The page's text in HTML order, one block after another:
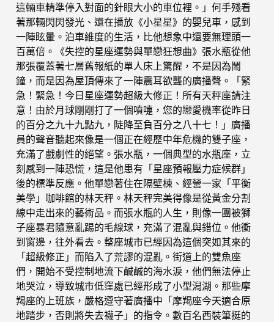
這輛車精準停入對面的針眼大小的車位裡。」何手殘看
著那輛閃閃發光、還在播放《小星星》的嬰兒車，感到
一陣眩暈。泊車維度的生活，比他想象中還要無理頭一
百萬倍。《失控的星座運勢與單戀狂想曲》張水瓶從他
那張覆蓋著七層舊報紙的單人床上驚醒，不是因為鬧
鐘，而是因為屋頂傳來了一陣震耳欲聾的廣播聲。「緊
急！緊急！今日星座運勢超級大修正！所有天秤座請注
意！由於月球剛剛打了一個噴嚏，您的戀愛機率從昨日
的百分之九十九點九，陡降至負百分之八十七！」廣播
員的聲音聽起來像是一個正在經歷中年危機的雙子座，
充滿了戲劇性的絕望。張水瓶，一個典型的水瓶座，立
刻感到一陣恐慌，這是他患有「星座預報壓力症候群」
後的標準反應。他單戀著住在隔壁棟、經營一家「平衡
美學」咖啡館的林天秤。林天秤完美得像是從黃金分割
線中走出來的藝術品。而張水瓶的人生，則像一團被獅
子座暴君隨意亂踢的毛線球，充滿了混亂與錯位。他衝
到窗邊，往外看去。整座城市已經因為這個突如其來的
「超級修正」而陷入了荒謬的混亂。街道上的雙魚座
們，開始不受控制地流下鹹鹹的海水淚，他們無法停止
地哭泣，導致城市低窪處已經形成了小型潟湖。那些摩
羯座的上班族，嚴格遵守著廣播中「摩羯座今天適合原
地踏步，否則將失去襪子」的指令。數百名西裝筆挺的